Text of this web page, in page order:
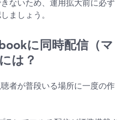
ないため、運用拡大前に必ず
ましょう。
に同時配信（マ
は？
者が普段いる場所に一度の作